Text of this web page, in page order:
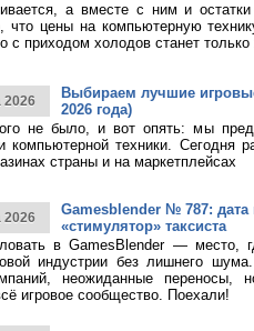
а вместе с ним и
что цены на компьютерную
с приходом холодов станет
2026
Выбираем лучшие
2026 года)
не было, и вот опять: мы
компьютерной техники. Сегодня
страны и на маркетплейсах
2026
Gamesblender № 787: дата
«стимулятор» таксиста
в GamesBlender — место,
индустрии без лишнего
неожиданные
игровое сообщество. Поехали!